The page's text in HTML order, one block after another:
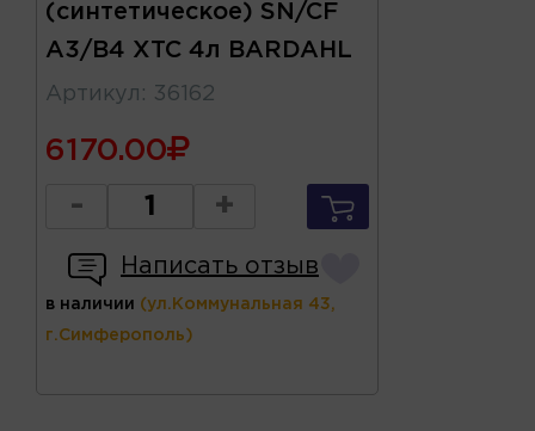
(синтетическое) SN/CF
A3/B4 XTC 4л BARDAHL
Артикул : 36162
6170.00
- +
Написать отзыв
в наличии (ул.Коммунальная 43,
г.Симферополь)